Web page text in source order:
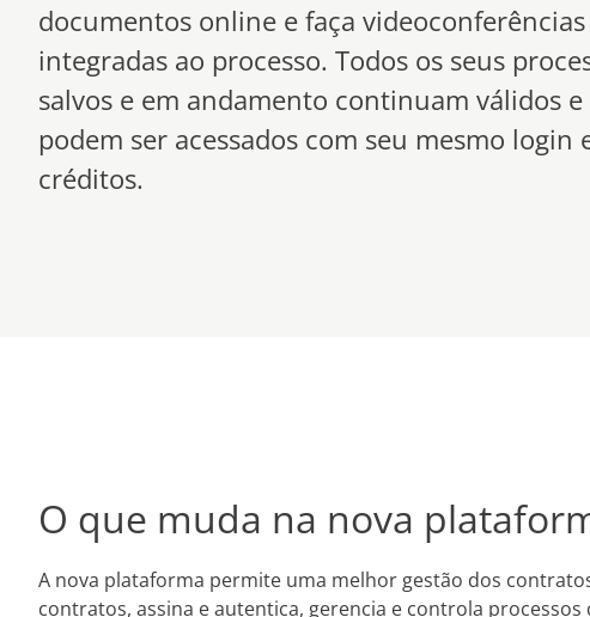
documentos online e faça videoconferências
integradas ao processo. Todos os seus
salvos e em andamento continuam válidos e
podem ser acessados com seu mesmo login
créditos.
O que muda na nova
A nova plataforma permite uma melhor gestão dos
contratos, assina e autentica, gerencia e controla